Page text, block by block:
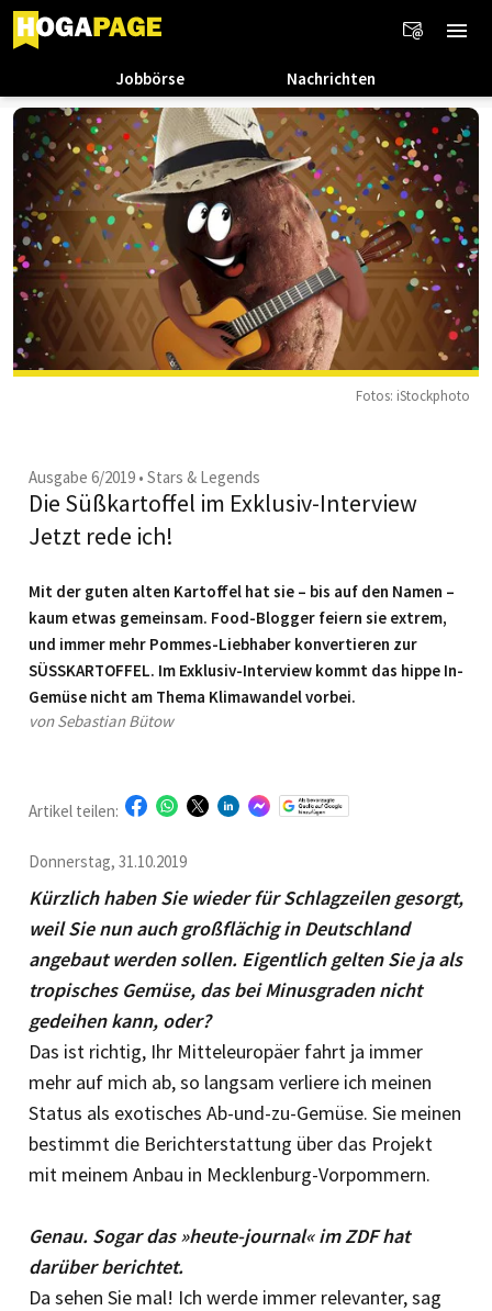
Jobbörse Nachrichten
Fotos: iStockphoto
Ausgabe 6/2019 • Stars & Legends
Die Süßkartoffel im Exklusiv-Interview
Jetzt rede ich!
Mit der guten alten Kartoffel hat sie – bis auf den Namen –
kaum etwas gemeinsam. Food-Blogger feiern sie extrem,
und immer mehr Pommes-Liebhaber konvertieren zur
SÜSSKARTOFFEL. Im Exklusiv-Interview kommt das hippe In-
Gemüse nicht am Thema Klimawandel vorbei.
von Sebastian Bütow
Donnerstag, 31.10.2019
Artikel teilen:
Kürzlich haben Sie wieder für Schlagzeilen gesorgt,
weil Sie nun auch großflächig in Deutschland
angebaut werden sollen. Eigentlich gelten Sie ja als
tropisches Gemüse, das bei Minus­graden nicht
gedeihen kann, oder?
Das ist richtig, Ihr Mitteleuropäer fahrt ja immer
mehr auf mich ab, so langsam verliere ich meinen
Status als exotisches Ab-und-zu-Gemüse. Sie meinen
bestimmt die Berichterstattung über das Projekt
mit meinem Anbau in Mecklenburg-Vorpommern.
Genau. Sogar das »heute-journal« im ZDF hat
darüber berichtet.
Da sehen Sie mal! Ich werde immer relevanter, sag